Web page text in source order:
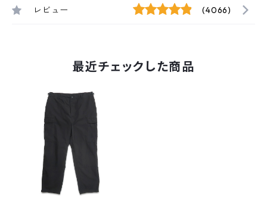
レビュー (4066)
最近チェックした商品